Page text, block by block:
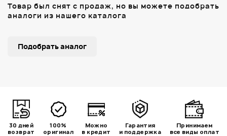
Товар был снят с продаж, но вы можете подобрать
аналоги из нашего каталога
Подобрать аналог
30 дней
возврат
100%
оригинал
Можно
в кредит
Гарантия
и поддержка
Принимаем
все виды оплат